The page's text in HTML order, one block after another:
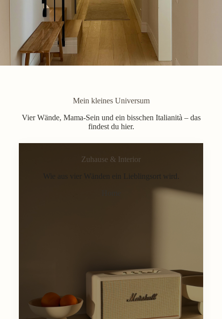
Mein kleines Universum
Vier Wände, Mama-Sein und ein bisschen Italianità – das
findest du hier.
Zuhause & Interior
Wie aus vier Wänden ein Lieblingsort wird.